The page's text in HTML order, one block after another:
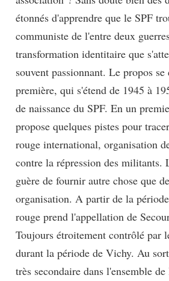
étonnés d'apprendre que le SPF
communiste de l'entre deux
transformation identitaire que
souvent passionnant. Le propos
première, qui s'étend de 1945 à
de naissance du SPF. En un
propose quelques pistes pour
rouge international, organisation
contre la répression des militants.
guère de fournir autre chose que
organisation. A partir de la
rouge prend l'appellation de
Toujours étroitement contrôlé par
durant la période de Vichy. Au
très secondaire dans l'ensemble